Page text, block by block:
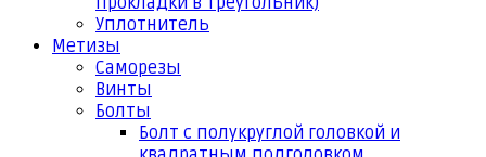
Уплотнитель
Метизы
Саморезы
Винты
Болты
Болт с полукруглой головкой и